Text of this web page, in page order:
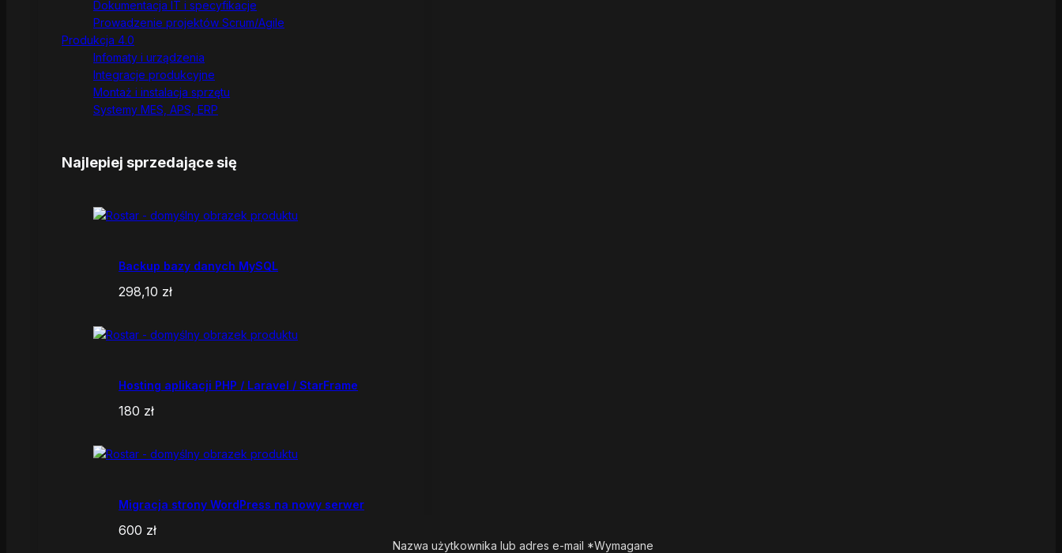
Dokumentacja IT i specyfikacje
Prowadzenie projektów Scrum/Agile
Produkcja 4.0
Infomaty i urządzenia
Integracje produkcyjne
Montaż i instalacja sprzętu
Systemy MES, APS, ERP
Najlepiej sprzedające się
Backup bazy danych MySQL
298,10 zł
Hosting aplikacji PHP / Laravel / StarFrame
180 zł
Migracja strony WordPress na nowy serwer
600 zł
Nazwa użytkownika lub adres e-mail *Wymagane